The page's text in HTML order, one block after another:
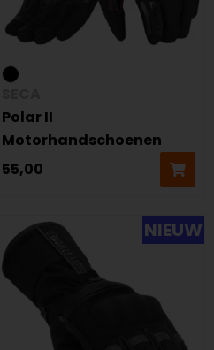
Polar II
Motorhandschoenen
55,00
NIEUW